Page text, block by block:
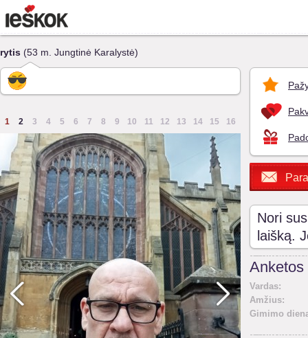
rytis (53 m. Jungtinė Karalystė)
1 2 3 4 5 6 7 8 9 10 11 12 13 14 15 16
Nori
laišką.
Anketos
Vardas:
Amžius:
Gimimo